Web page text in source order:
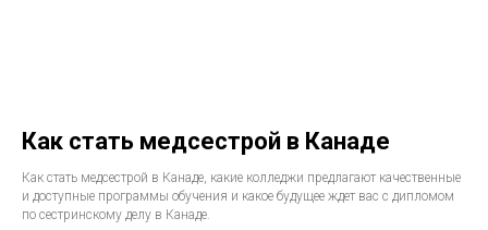
Как стать медсестрой в Канаде
Как стать медсестрой в Канаде, какие колледжи предлагают качественные
и доступные программы обучения и какое будущее ждет вас с дипломом
по сестринскому делу в Канаде.